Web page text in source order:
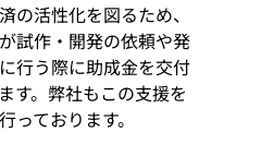
の活性化を図るため、
試作・開発の依頼や発
行う際に助成金を交付
す。弊社もこの支援を
っております。